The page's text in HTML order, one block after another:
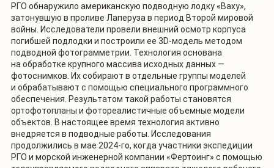
РГО обнаружило американскую подводную лодку «Ваху»,
затонувшую в проливе Лаперуза в период Второй мировой
войны. Исследователи провели внешний осмотр корпуса
погибшей подлодки и построили ее 3D-модель методом
подводной фотограмметрии. Технология основана
на обработке крупного массива исходных данных —
фотоснимков. Их собирают в отдельные группы моделей
и обрабатывают с помощью специального программного
обеспечения. Результатом такой работы становятся
ортофотопланы и фотореалистичные объемные модели
объектов. В настоящее время технология активно
внедряется в подводные работы. Исследования
продолжились в мае 2024-го, когда участники экспедиции
РГО и морской инженерной компании «Фертоинг» с помощью